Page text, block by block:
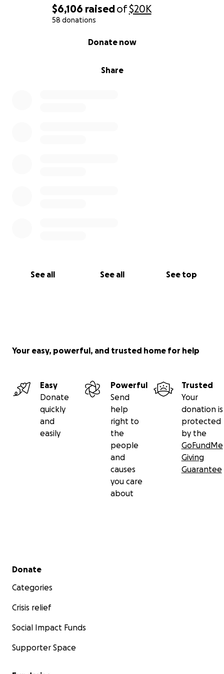
$6,106 raisedof$20K
58 donations
Share
Donate now
See all See all See top
Your easy, powerful, and trusted home for help
Easy
Donate
quickly
and
easily
Powerful
Send
help
right to
the
people
and
causes
you care
about
Trusted
Your
donation is
protected
by the
GoFundMe
Giving
Guarantee
Secondary menu
Donate
Categories
Crisis relief
Social Impact Funds
Supporter Space